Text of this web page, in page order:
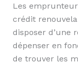
Les
crédit
disposer d’une
dépenser en
de trouver les